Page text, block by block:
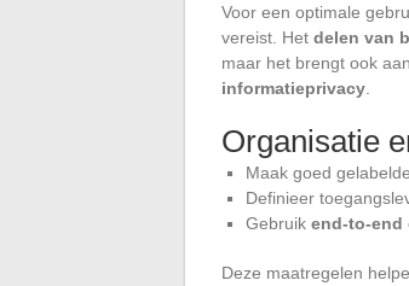
Voor een optimale
vereist. Het delen van
maar het brengt ook
informatieprivacy
Organisatie
Maak goed
Definieer
Gebruik end-to-end
Deze maatregelen